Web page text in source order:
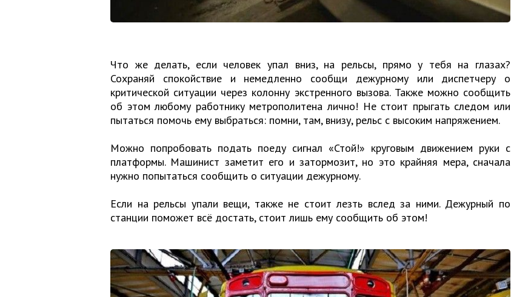
Что же делать, если человек упал вниз, на рельсы, прямо у тебя на глазах?
Сохраняй спокойствие и немедленно сообщи дежурному или диспетчеру о
критической ситуации через колонну экстренного вызова. Также можно сообщить
об этом любому работнику метрополитена лично! Не стоит прыгать следом или
пытаться помочь ему выбраться: помни, там, внизу, рельс с высоким напряжением.
Можно попробовать подать поеду сигнал «Стой!» круговым движением руки с
платформы. Машинист заметит его и затормозит, но это крайняя мера, сначала
нужно попытаться сообщить о ситуации дежурному.
Если на рельсы упали вещи, также не стоит лезть вслед за ними. Дежурный по
станции поможет всё достать, стоит лишь ему сообщить об этом!